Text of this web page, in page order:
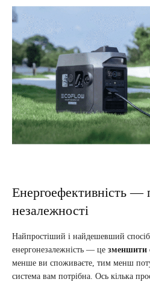
Енергоефективність
незалежності
Найпростіший і найдешевший
енергонезалежність — це зменшити
менше ви споживаєте, тим менш
система вам потрібна. Ось кілька